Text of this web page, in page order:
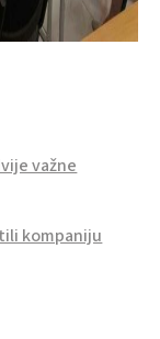
važne
kompaniju